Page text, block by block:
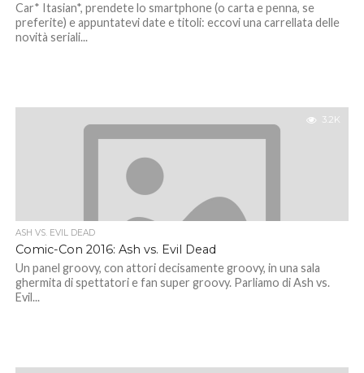
Car* Itasian*, prendete lo smartphone (o carta e penna, se
preferite) e appuntatevi date e titoli: eccovi una carrellata delle
novità seriali...
3.2K
ASH VS. EVIL DEAD
Comic-Con 2016: Ash vs. Evil Dead
Un panel groovy, con attori decisamente groovy, in una sala
ghermita di spettatori e fan super groovy. Parliamo di Ash vs.
Evil...